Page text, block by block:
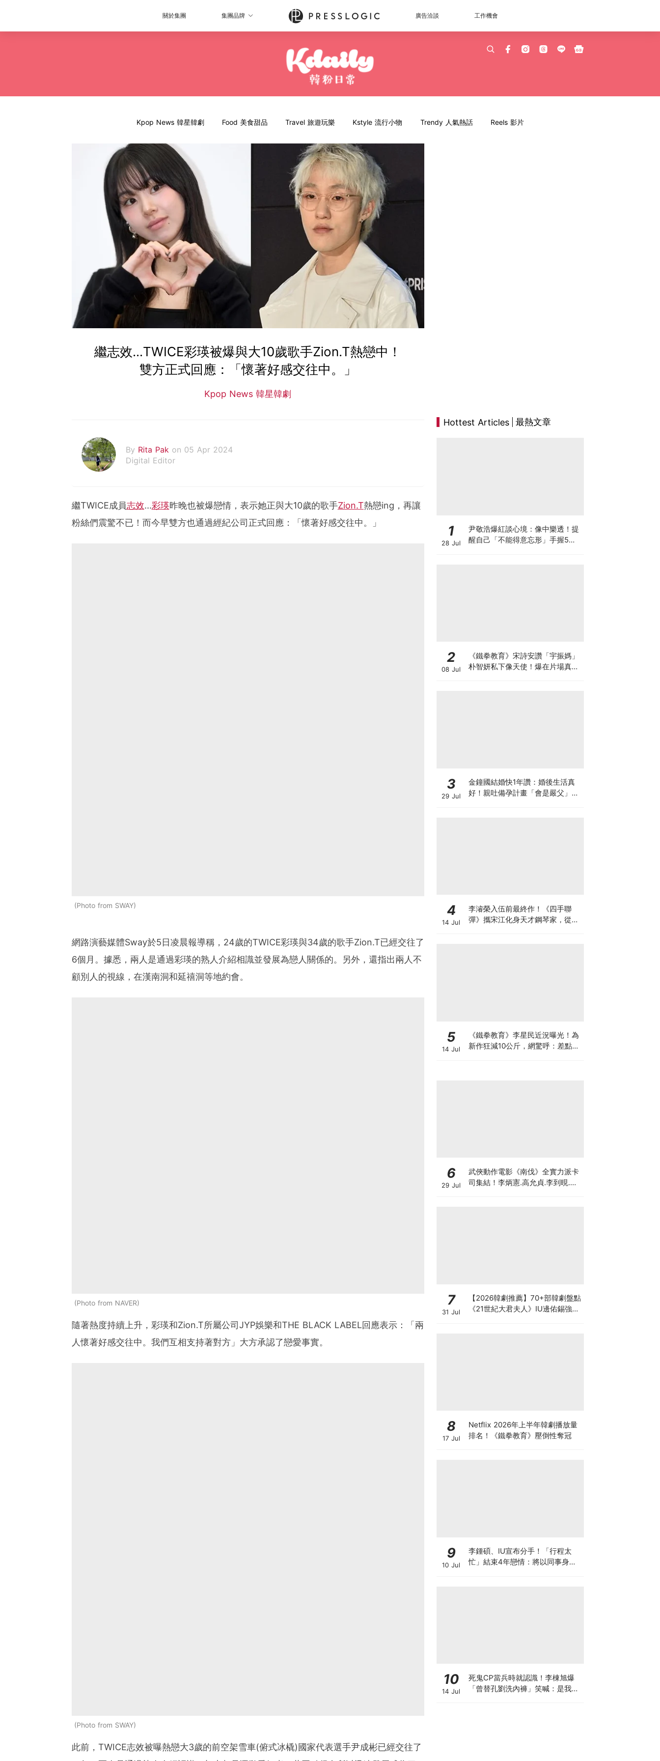
關於集團 集團品牌 廣告洽談 工作機會
Kpop News 韓星韓劇 Food 美食甜品 Travel 旅遊玩樂 Kstyle 流行小物 Trendy 人氣熱話 Reels 影片
繼志效...TWICE彩瑛被爆與大10歲歌手Zion.T熱戀中！
雙方正式回應：「懷著好感交往中。」
Kpop News 韓星韓劇
By Rita Pak on 05 Apr 2024
Digital Editor
繼TWICE成員志效...彩瑛昨晚也被爆戀情，表示她正與大10歲的歌手Zion.T熱戀ing，再讓
粉絲們震驚不已！而今早雙方也通過經紀公司正式回應：「懷著好感交往中。」
Photo from SWAY
網路演藝媒體Sway於5日凌晨報導稱，24歲的TWICE彩瑛與34歲的歌手Zion.T已經交往了
6個月。據悉，兩人是通過彩瑛的熟人介紹相識並發展為戀人關係的。另外，還指出兩人不
顧別人的視線，在漢南洞和延禧洞等地約會。
Photo from NAVER
隨著熱度持續上升，彩瑛和Zion.T所屬公司JYP娛樂和THE BLACK LABEL回應表示：「兩
人懷著好感交往中。我們互相支持著對方」大方承認了戀愛事實。
Photo from SWAY
此前，TWICE志效被曝熱戀大3歲的前空架雪車(俯式冰橇)國家代表選手尹成彬已經交往了
Hottest Articles 最熱文章
1
28 Jul
尹敬浩爆紅談心境：像中樂透！提
醒自己「不能得意忘形」手握5部
2
08 Jul
《鐵拳教育》宋詩安讚「宇振媽」
朴智妍私下像天使！爆在片場真的
3
29 Jul
金鐘國結婚快1年讚：婚後生活真
好！親吐備孕計畫「會是嚴父」先
4
14 Jul
李濬榮入伍前最終作！《四手聯
彈》攜宋江化身天才鋼琴家，從宿
5
14 Jul
《鐵拳教育》李星民近況曝光！為
新作狂減10公斤，網驚呼：差點認
6
29 Jul
武俠動作電影《南伐》全實力派卡
司集結！李炳憲.高允貞.李到晛.朴
7
31 Jul
【2026韓劇推薦】70+部韓劇盤點
《21世紀大君夫人》IU邊佑錫強強
8
17 Jul
Netflix 2026年上半年韓劇播放量
排名！《鐵拳教育》壓倒性奪冠
9
10 Jul
李鍾碩、IU宣布分手！「行程太
忙」結束4年戀情：將以同事身分
10
14 Jul
死鬼CP當兵時就認識！李棟旭爆
「曾替孔劉洗內褲」笑喊：是我把